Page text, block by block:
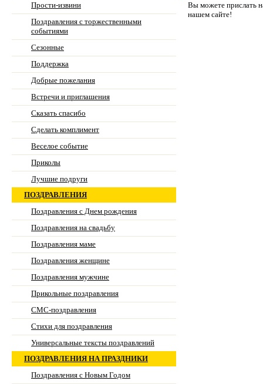
Вы можете прислать
нашем сайте!
Прости-извини
Поздравления с торжественными
событиями
Сезонные
Поддержка
Добрые пожелания
Встречи и приглашения
Сказать спасибо
Сделать комплимент
Веселое событие
Приколы
Лучшие подруги
ПОЗДРАВЛЕНИЯ
Поздравления с Днем рождения
Поздравления на свадьбу
Поздравления маме
Поздравления женщине
Поздравления мужчине
Прикольные поздравления
СМС-поздравления
Стихи для поздравления
Универсальные тексты поздравлений
ПОЗДРАВЛЕНИЯ НА ПРАЗДНИКИ
Поздравления с Новым Годом